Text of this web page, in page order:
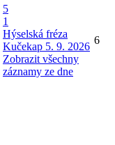
5
1
Hýselská fréza
Kučekap 5. 9. 2026
Zobrazit všechny
záznamy ze dne
6